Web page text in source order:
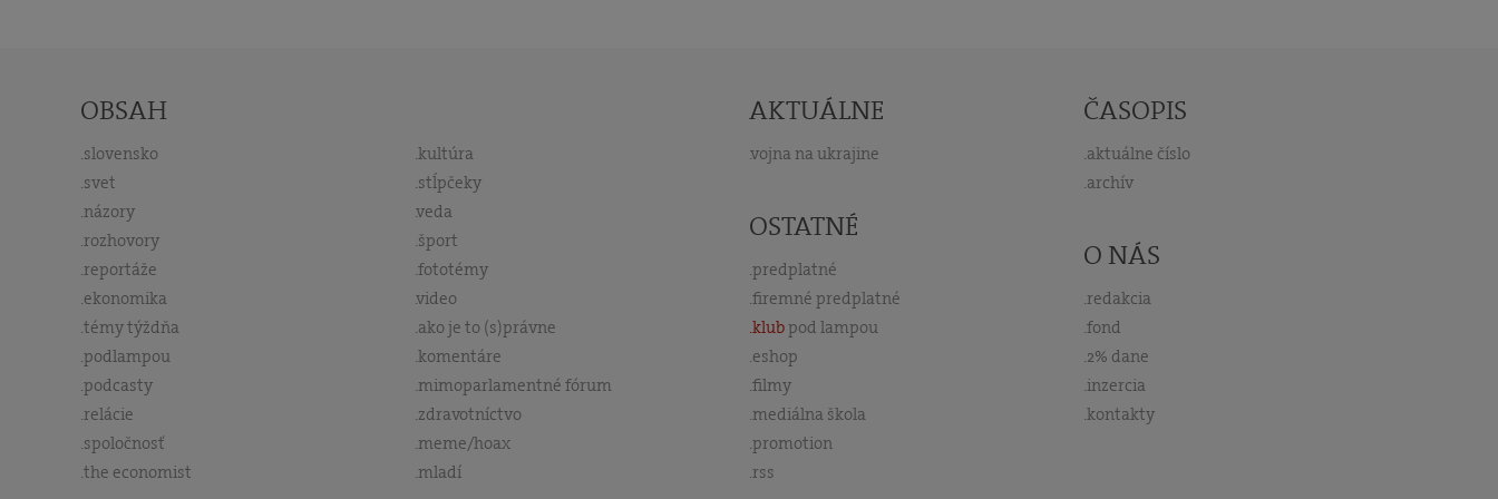
OBSAH
slovensko
svet
názory
rozhovory
reportáže
ekonomika
témy týždňa
podlampou
podcasty
relácie
spoločnosť
the economist
kultúra
stĺpčeky
veda
šport
fototémy
video
ako je to (s)právne
komentáre
mimoparlamentné fórum
zdravotníctvo
meme/hoax
mladí
AKTUÁLNE
vojna na ukrajine
OSTATNÉ
predplatné
firemné predplatné
klubpod lampou
eshop
filmy
mediálna škola
promotion
rss
ČASOPIS
aktuálne číslo
archív
O NÁS
redakcia
fond
2% dane
inzercia
kontakty